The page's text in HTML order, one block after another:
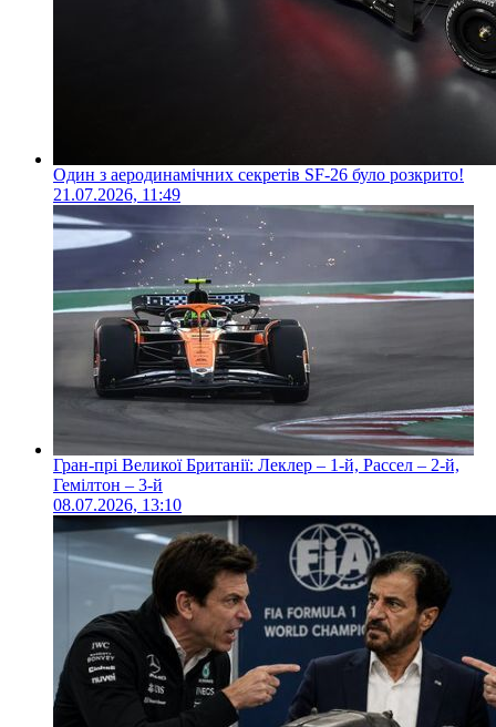
Один з аеродинамічних секретів SF-26 було розкрито!
21.07.2026, 11:49
Гран-прі Великої Британії: Леклер – 1-й, Рассел – 2-й,
Гемілтон – 3-й
08.07.2026, 13:10